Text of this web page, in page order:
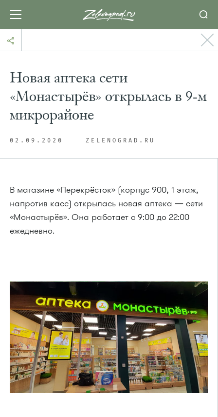
Новая аптека сети
«Монастырёв» открылась в 9-м
микрорайоне
02.09.2020 ZELENOGRAD.RU
В магазине «Перекрёсток» (корпус 900, 1 этаж,
напротив касс) открылась новая аптека — сети
«Монастырёв». Она работает с 9:00 до 22:00
ежедневно.